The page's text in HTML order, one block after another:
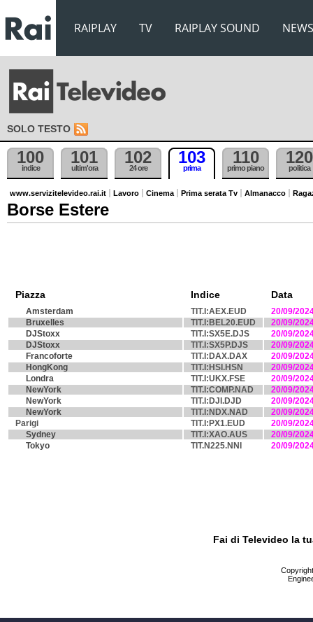
RAIPLAY TV RAIPLAY SOUND NEWS
SOLO TESTO
100
indice
101
ultim'ora
102
24 ore
103
prima
110
primo piano
120
politica
www.servizitelevideo.rai.it Lavoro Cinema Prima serata Tv Almanacco
Borse Estere
Piazza Indice Data
Amsterdam TIT.I:AEX.EUD
20/09/
Bruxelles
TIT.I:BEL20.EUD
20/09/
DJStoxx
TIT.I:SX5E.DJS
20/09/
DJStoxx
TIT.I:SX5P.DJS
20/09/
Francoforte
TIT.I:DAX.DAX
20/09/
HongKong
TIT.I:HSI.HSN
20/09/
Londra
TIT.I:UKX.FSE
20/09/
NewYork
TIT.I:COMP.NAD
20/09/
NewYork
TIT.I:DJI.DJD
20/09/
NewYork
TIT.I:NDX.NAD
20/09/
Parigi
TIT.I:PX1.EUD
20/09/
Sydney
TIT.I:XAO.AUS
20/09/
Tokyo
TIT.N225.NNI 20/09/
Fai di Televideo la